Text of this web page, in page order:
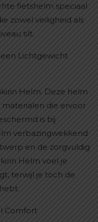
fietshelm speciaal
zowel veiligheid als
tilt.
Lichtgewicht
Helm. Deze helm
materialen die ervoor
is bij
verbazingwekkend
en de zorgvuldig
Helm voel je
terwijl je toch de
Comfort